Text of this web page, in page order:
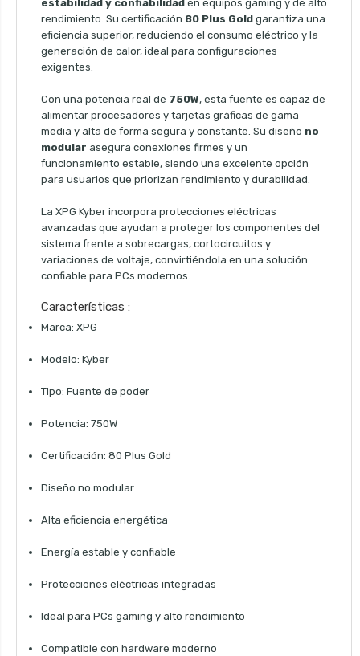
estabilidad y confiabilidad en equipos gaming y de alto
rendimiento. Su certificación 80 Plus Gold garantiza una
eficiencia superior, reduciendo el consumo eléctrico y la
generación de calor, ideal para configuraciones
exigentes.
Con una potencia real de 750W, esta fuente es capaz de
alimentar procesadores y tarjetas gráficas de gama
media y alta de forma segura y constante. Su diseño no
modular asegura conexiones firmes y un
funcionamiento estable, siendo una excelente opción
para usuarios que priorizan rendimiento y durabilidad.
La XPG Kyber incorpora protecciones eléctricas
avanzadas que ayudan a proteger los componentes del
sistema frente a sobrecargas, cortocircuitos y
variaciones de voltaje, convirtiéndola en una solución
confiable para PCs modernos.
Características :
Marca: XPG
Modelo: Kyber
Tipo: Fuente de poder
Potencia: 750W
Certificación: 80 Plus Gold
Diseño no modular
Alta eficiencia energética
Energía estable y confiable
Protecciones eléctricas integradas
Ideal para PCs gaming y alto rendimiento
Compatible con hardware moderno